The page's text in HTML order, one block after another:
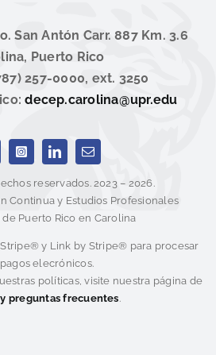
San Antón Carr. 887 Km. 3.6
Puerto Rico
257-0000, ext. 3250
decep.carolina@upr.edu
reservados. 2023 – 2026.
Continua y Estudios Profesionales
Puerto Rico en Carolina
y Link by Stripe® para procesar
elecrónicos.
políticas, visite nuestra página de
preguntas frecuentes.